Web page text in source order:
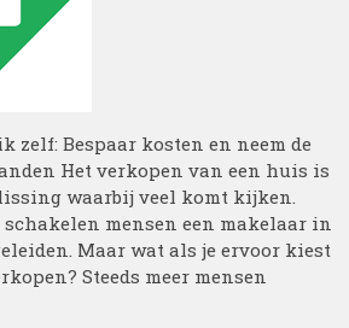
zelf: Bespaar kosten en neem de
Het verkopen van een huis is
waarbij veel komt kijken.
mensen een makelaar in
Maar wat als je ervoor kiest
Steeds meer mensen